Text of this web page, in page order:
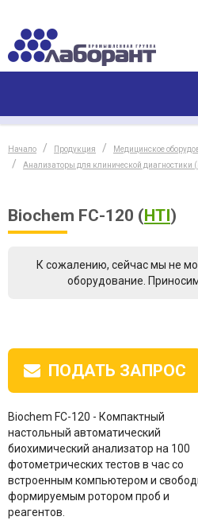
Начало Продукция
Медицинское
Анализаторы для клинической диагностики
Biochem FC-120 (HTI)
К сожалению, сейчас мы не
оборудование.
ПОДАТЬ ЗАПРОС
Biochem FC-120 - Компактный
настольный автоматический
биохимический анализатор на 100
фотометрических тестов в час со
встроенным компьютером и
формируемым ротором проб и
реагентов.